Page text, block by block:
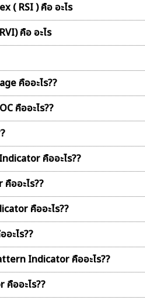
( RSI ) คือ อะไร
คือ อะไร
คืออะไร??
คืออะไร??
คืออะไร??
ออะไร??
คืออะไร??
ะไร??
Indicator คืออะไร??
ออะไร??